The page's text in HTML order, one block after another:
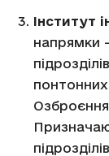
Інститут
напрямки
понтонних
Озброєння